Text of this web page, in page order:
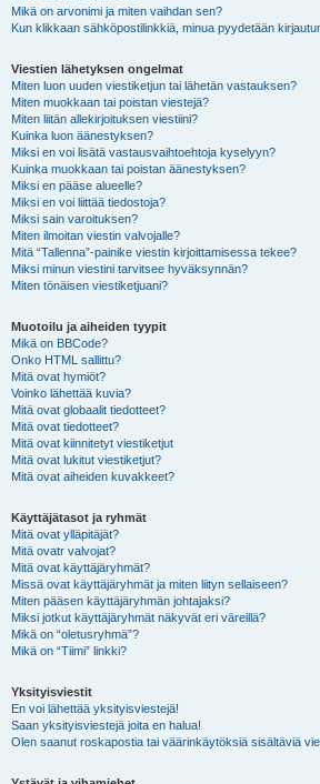
Mikä on arvonimi ja miten vaihdan sen?
Kun klikkaan sähköpostilinkkiä, minua pyydetään
Viestien lähetyksen ongelmat
Miten luon uuden viestiketjun tai lähetän vastauksen?
Miten muokkaan tai poistan viestejä?
Miten liitän allekirjoituksen viestiini?
Kuinka luon äänestyksen?
Miksi en voi lisätä vastausvaihtoehtoja kyselyyn?
Kuinka muokkaan tai poistan äänestyksen?
Miksi en pääse alueelle?
Miksi en voi liittää tiedostoja?
Miksi sain varoituksen?
Miten ilmoitan viestin valvojalle?
Mitä “Tallenna”-painike viestin kirjoittamisessa tekee?
Miksi minun viestini tarvitsee hyväksynnän?
Miten tönäisen viestiketjuani?
Muotoilu ja aiheiden tyypit
Mikä on BBCode?
Onko HTML sallittu?
Mitä ovat hymiöt?
Voinko lähettää kuvia?
Mitä ovat globaalit tiedotteet?
Mitä ovat tiedotteet?
Mitä ovat kiinnitetyt viestiketjut
Mitä ovat lukitut viestiketjut?
Mitä ovat aiheiden kuvakkeet?
Käyttäjätasot ja ryhmät
Mitä ovat ylläpitäjät?
Mitä ovatr valvojat?
Mitä ovat käyttäjäryhmät?
Missä ovat käyttäjäryhmät ja miten liityn sellaiseen?
Miten pääsen käyttäjäryhmän johtajaksi?
Miksi jotkut käyttäjäryhmät näkyvät eri väreillä?
Mikä on “oletusryhmä”?
Mikä on “Tiimi” linkki?
Yksityisviestit
En voi lähettää yksityisviestejä!
Saan yksityisviestejä joita en halua!
Olen saanut roskapostia tai väärinkäytöksiä sisältäviä